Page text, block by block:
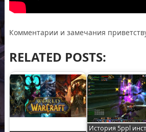
Комментарии и замечания
RELATED POSTS:
История 5ppl